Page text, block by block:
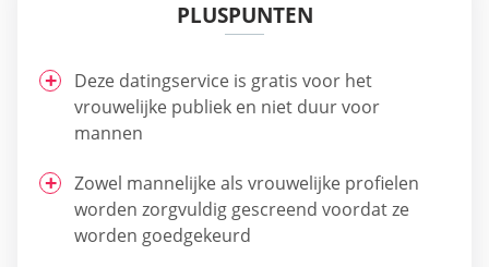
PLUSPUNTEN
Deze datingservice is gratis voor het
vrouwelijke publiek en niet duur voor
mannen
Zowel mannelijke als vrouwelijke profielen
worden zorgvuldig gescreend voordat ze
worden goedgekeurd